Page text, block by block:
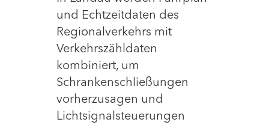
und Echtzeitdaten des
Regionalverkehrs mit
Verkehrszähldaten
kombiniert, um
Schrankenschließungen
vorherzusagen und
Lichtsignalsteuerungen